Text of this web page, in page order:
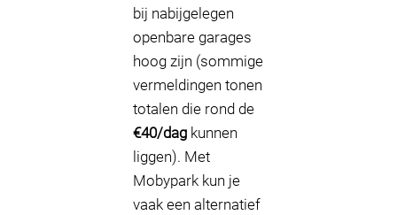
bij nabijgelegen
openbare garages
hoog zijn (sommige
vermeldingen tonen
totalen die rond de
€40/dag kunnen
liggen). Met
Mobypark kun je
vaak een alternatief